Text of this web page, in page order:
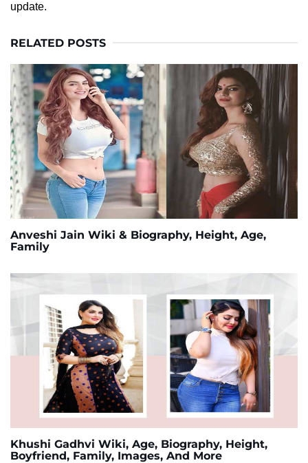
update.
RELATED POSTS
Anveshi Jain Wiki & Biography, Height, Age,
Family
Khushi Gadhvi Wiki, Age, Biography, Height,
Boyfriend, Family, Images, And More